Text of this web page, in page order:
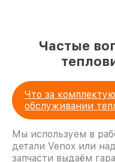
Частые
Что за
обслуживании
Мы используем в
детали Venox или
запчасти выдаём